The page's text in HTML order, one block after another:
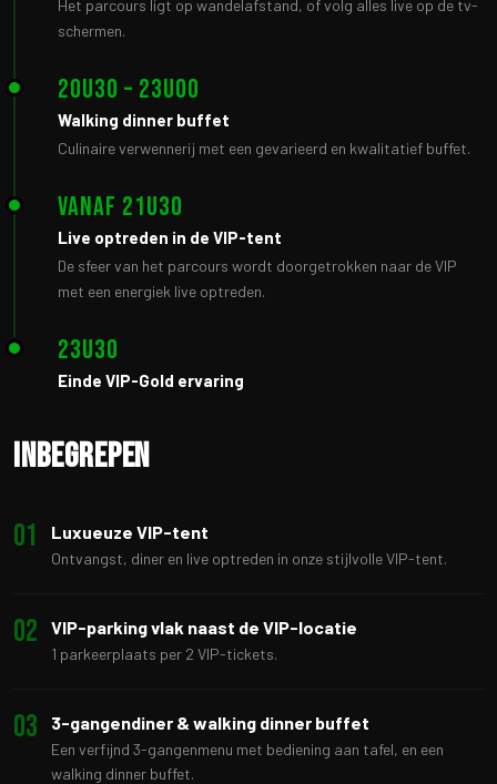
Het parcours ligt op wandelafstand, of volg alles live op de tv-
schermen.
20u30 – 23u00
Walking dinner buffet
Culinaire verwennerij met een gevarieerd en kwalitatief buffet.
Vanaf 21u30
Live optreden in de VIP-tent
De sfeer van het parcours wordt doorgetrokken naar de VIP
met een energiek live optreden.
23u30
Einde VIP-Gold ervaring
Inbegrepen
01 Luxueuze VIP-tent
Ontvangst, diner en live optreden in onze stijlvolle VIP-tent.
02 VIP-parking vlak naast de VIP-locatie
1 parkeerplaats per 2 VIP-tickets.
03 3-gangendiner & walking dinner buffet
Een verfijnd 3-gangenmenu met bediening aan tafel, en een
walking dinner buffet.